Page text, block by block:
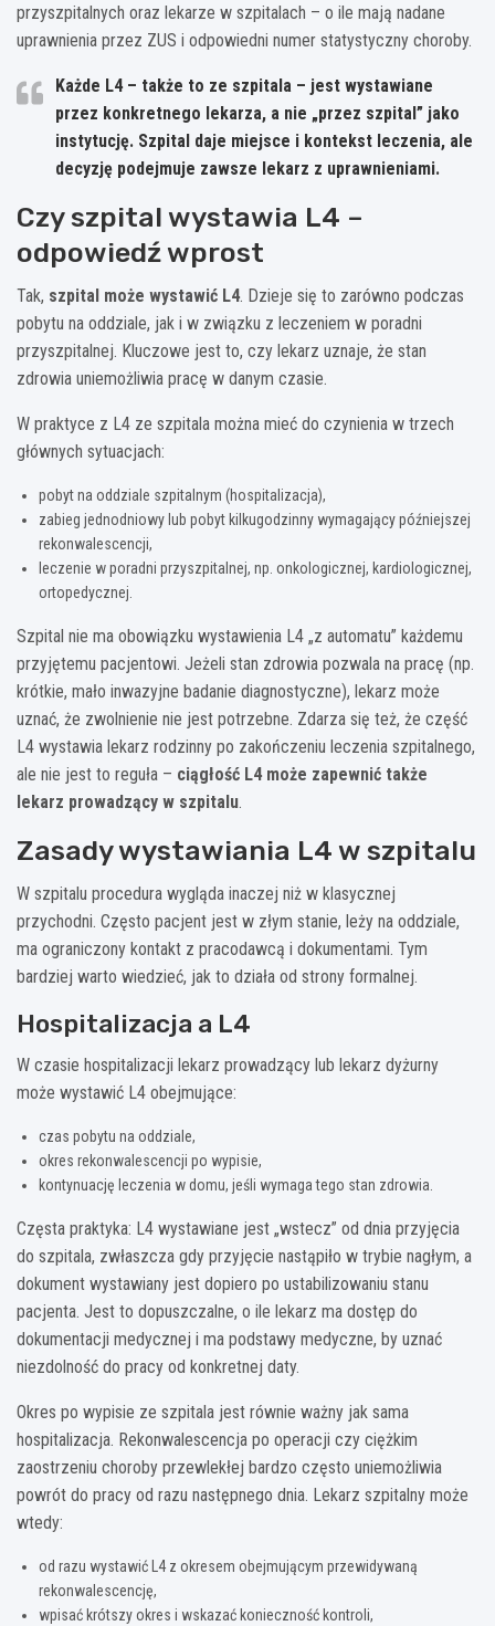
przyszpitalnych oraz lekarze w szpitalach – o ile mają nadane
uprawnienia przez ZUS i odpowiedni numer statystyczny choroby.
Każde L4 – także to ze szpitala – jest wystawiane
przez konkretnego lekarza, a nie „przez szpital” jako
instytucję. Szpital daje miejsce i kontekst leczenia, ale
decyzję podejmuje zawsze lekarz z uprawnieniami.
Czy szpital wystawia L4 –
odpowiedź wprost
Tak, szpital może wystawić L4. Dzieje się to zarówno podczas
pobytu na oddziale, jak i w związku z leczeniem w poradni
przyszpitalnej. Kluczowe jest to, czy lekarz uznaje, że stan
zdrowia uniemożliwia pracę w danym czasie.
W praktyce z L4 ze szpitala można mieć do czynienia w trzech
głównych sytuacjach:
pobyt na oddziale szpitalnym (hospitalizacja),
zabieg jednodniowy lub pobyt kilkugodzinny wymagający późniejszej
rekonwalescencji,
leczenie w poradni przyszpitalnej, np. onkologicznej, kardiologicznej,
ortopedycznej.
Szpital nie ma obowiązku wystawienia L4 „z automatu” każdemu
przyjętemu pacjentowi. Jeżeli stan zdrowia pozwala na pracę (np.
krótkie, mało inwazyjne badanie diagnostyczne), lekarz może
uznać, że zwolnienie nie jest potrzebne. Zdarza się też, że część
L4 wystawia lekarz rodzinny po zakończeniu leczenia szpitalnego,
ale nie jest to reguła – ciągłość L4 może zapewnić także
lekarz prowadzący w szpitalu.
Zasady wystawiania L4 w szpitalu
W szpitalu procedura wygląda inaczej niż w klasycznej
przychodni. Często pacjent jest w złym stanie, leży na oddziale,
ma ograniczony kontakt z pracodawcą i dokumentami. Tym
bardziej warto wiedzieć, jak to działa od strony formalnej.
Hospitalizacja a L4
W czasie hospitalizacji lekarz prowadzący lub lekarz dyżurny
może wystawić L4 obejmujące:
czas pobytu na oddziale,
okres rekonwalescencji po wypisie,
kontynuację leczenia w domu, jeśli wymaga tego stan zdrowia.
Częsta praktyka: L4 wystawiane jest „wstecz” od dnia przyjęcia
do szpitala, zwłaszcza gdy przyjęcie nastąpiło w trybie nagłym, a
dokument wystawiany jest dopiero po ustabilizowaniu stanu
pacjenta. Jest to dopuszczalne, o ile lekarz ma dostęp do
dokumentacji medycznej i ma podstawy medyczne, by uznać
niezdolność do pracy od konkretnej daty.
Okres po wypisie ze szpitala jest równie ważny jak sama
hospitalizacja. Rekonwalescencja po operacji czy ciężkim
zaostrzeniu choroby przewlekłej bardzo często uniemożliwia
powrót do pracy od razu następnego dnia. Lekarz szpitalny może
wtedy:
od razu wystawić L4 z okresem obejmującym przewidywaną
rekonwalescencję,
wpisać krótszy okres i wskazać konieczność kontroli,